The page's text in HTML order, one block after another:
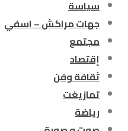
سياسة
جهات مراكش – اسفي
مجتمع
إقتصاد
ثقافة وفن
تمازيغت
رياضة